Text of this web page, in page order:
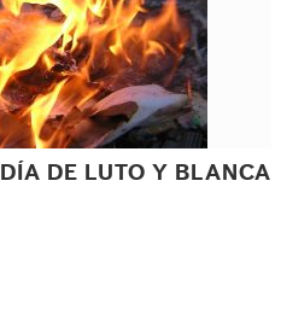
DE LUTO Y BLANCA